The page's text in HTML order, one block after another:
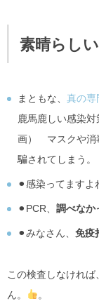
素晴らし
まともな、 真の専
鹿馬鹿しい感染
画） マスクや消
騙されてしまう。
⚫︎感染ってますよ
⚫︎PCR、 調べな
⚫︎みなさん、 免疫
この検査しなけれ
ん。
。